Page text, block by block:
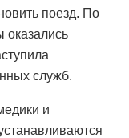
поезд. По
оказались
служб.
и